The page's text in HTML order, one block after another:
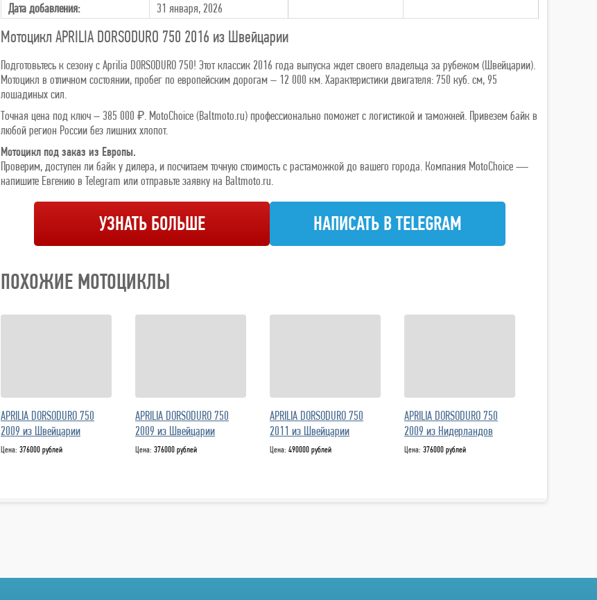
Дата добавления:
31 января, 2026
Мотоцикл APRILIA DORSODURO 750 2016 из Швейцарии
Подготовьтесь к сезону с Aprilia DORSODURO 750! Этот классик 2016 года выпуска ждет своего владельца за рубежом (Швейцарии).
Мотоцикл в отличном состоянии, пробег по европейским дорогам – 12 000 км. Характеристики двигателя: 750 куб. см, 95
лошадиных сил.
Точная цена под ключ – 385 000 ₽. MotoChoice (Baltmoto.ru) профессионально поможет с логистикой и таможней. Привезем байк в
любой регион России без лишних хлопот.
Мотоцикл под заказ из Европы.
Проверим, доступен ли байк у дилера, и посчитаем точную стоимость с растаможкой до вашего города. Компания MotoChoice —
напишите Евгению в Telegram или отправьте заявку на Baltmoto.ru.
УЗНАТЬ БОЛЬШЕ НАПИСАТЬ В TELEGRAM
ПОХОЖИЕ МОТОЦИКЛЫ
APRILIA DORSODURO 750
2009 из Швейцарии
Цена: 376000 рублей
APRILIA DORSODURO 750
2009 из Швейцарии
Цена: 376000 рублей
APRILIA DORSODURO 750
2011 из Швейцарии
Цена: 490000 рублей
APRILIA DORSODURO 750
2009 из Нидерландов
Цена: 376000 рублей